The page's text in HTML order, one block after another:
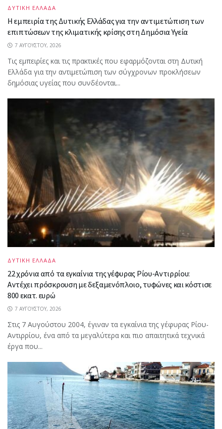
ΔΥΤΙΚΗ ΕΛΛΑΔΑ
Η εμπειρία της Δυτικής Ελλάδας για την αντιμετώπιση των
επιπτώσεων της κλιματικής κρίσης στη Δημόσια Υγεία
7 ΑΥΓΟΎΣΤΟΥ, 2026
Τις εμπειρίες και τις πρακτικές που εφαρμόζονται στη Δυτική
Ελλάδα για την αντιμετώπιση των σύγχρονων προκλήσεων
δημόσιας υγείας που συνδέονται...
ΔΥΤΙΚΗ ΕΛΛΑΔΑ
22 χρόνια από τα εγκαίνια της γέφυρας Ρίου-Αντιρρίου:
Αντέχει πρόσκρουση με δεξαμενόπλοιο, τυφώνες και κόστισε
800 εκατ. ευρώ
7 ΑΥΓΟΎΣΤΟΥ, 2026
Στις 7 Αυγούστου 2004, έγιναν τα εγκαίνια της γέφυρας Ρίου-
Αντιρρίου, ένα από τα μεγαλύτερα και πιο απαιτητικά τεχνικά
έργα που...